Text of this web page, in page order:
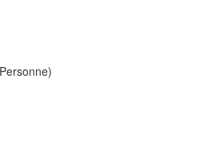
la vie privée, 1881-1908